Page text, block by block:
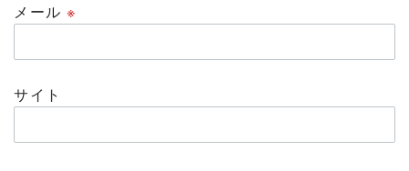
メール※
サイト